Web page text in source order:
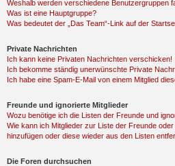
Weshalb werden verschiedene Benutzergruppen
Was ist eine Hauptgruppe?
Was bedeutet der „Das Team“-Link auf der
Private Nachrichten
Ich kann keine Privaten Nachrichten verschicken!
Ich bekomme ständig unerwünschte Private
Ich habe eine Spam-E-Mail von einem Mitglied
Freunde und ignorierte Mitglieder
Wozu benötige ich die Listen der Freunde und
Wie kann ich Mitglieder zur Liste der Freunde
hinzufügen oder diese wieder aus den Listen
Die Foren durchsuchen